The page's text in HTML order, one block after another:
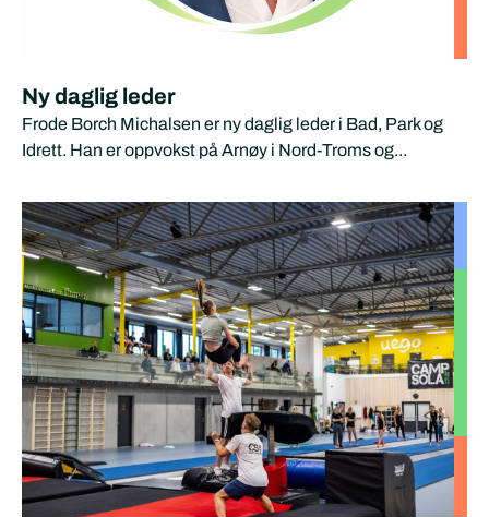
Ny daglig leder
Frode Borch Michalsen er ny daglig leder i Bad, Park og
Idrett. Han er oppvokst på Arnøy i Nord-Troms og...